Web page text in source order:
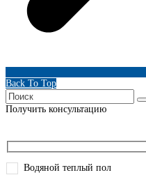
Back To Top
Получить консультацию
Водяной теплый пол